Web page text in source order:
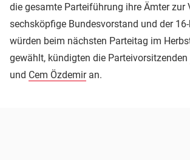
die gesamte Parteiführung ihre Ämter zur
sechsköpfige Bundesvorstand und der
würden beim nächsten Parteitag im
gewählt, kündigten die Parteivorsitzenden
und Cem Özdemiran.